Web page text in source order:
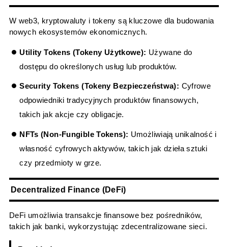
W web3, kryptowaluty i tokeny są kluczowe dla budowania
nowych ekosystemów ekonomicznych.
Utility Tokens (Tokeny Użytkowe): Używane do
dostępu do określonych usług lub produktów.
Security Tokens (Tokeny Bezpieczeństwa): Cyfrowe
odpowiedniki tradycyjnych produktów finansowych,
takich jak akcje czy obligacje.
NFTs (Non-Fungible Tokens): Umożliwiają unikalność i
własność cyfrowych aktywów, takich jak dzieła sztuki
czy przedmioty w grze.
Decentralized Finance (DeFi)
DeFi umożliwia transakcje finansowe bez pośredników,
takich jak banki, wykorzystując zdecentralizowane sieci.